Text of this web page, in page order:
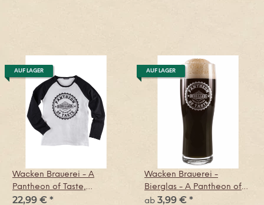
AUF LAGER
Wacken Brauerei - A
Pantheon of Taste,
Longsleeve-Shirt
22,99 € *
AUF LAGER
Wacken Brauerei -
Bierglas - A Pantheon of
Taste - 300 ml mit
ab 3,99 € *